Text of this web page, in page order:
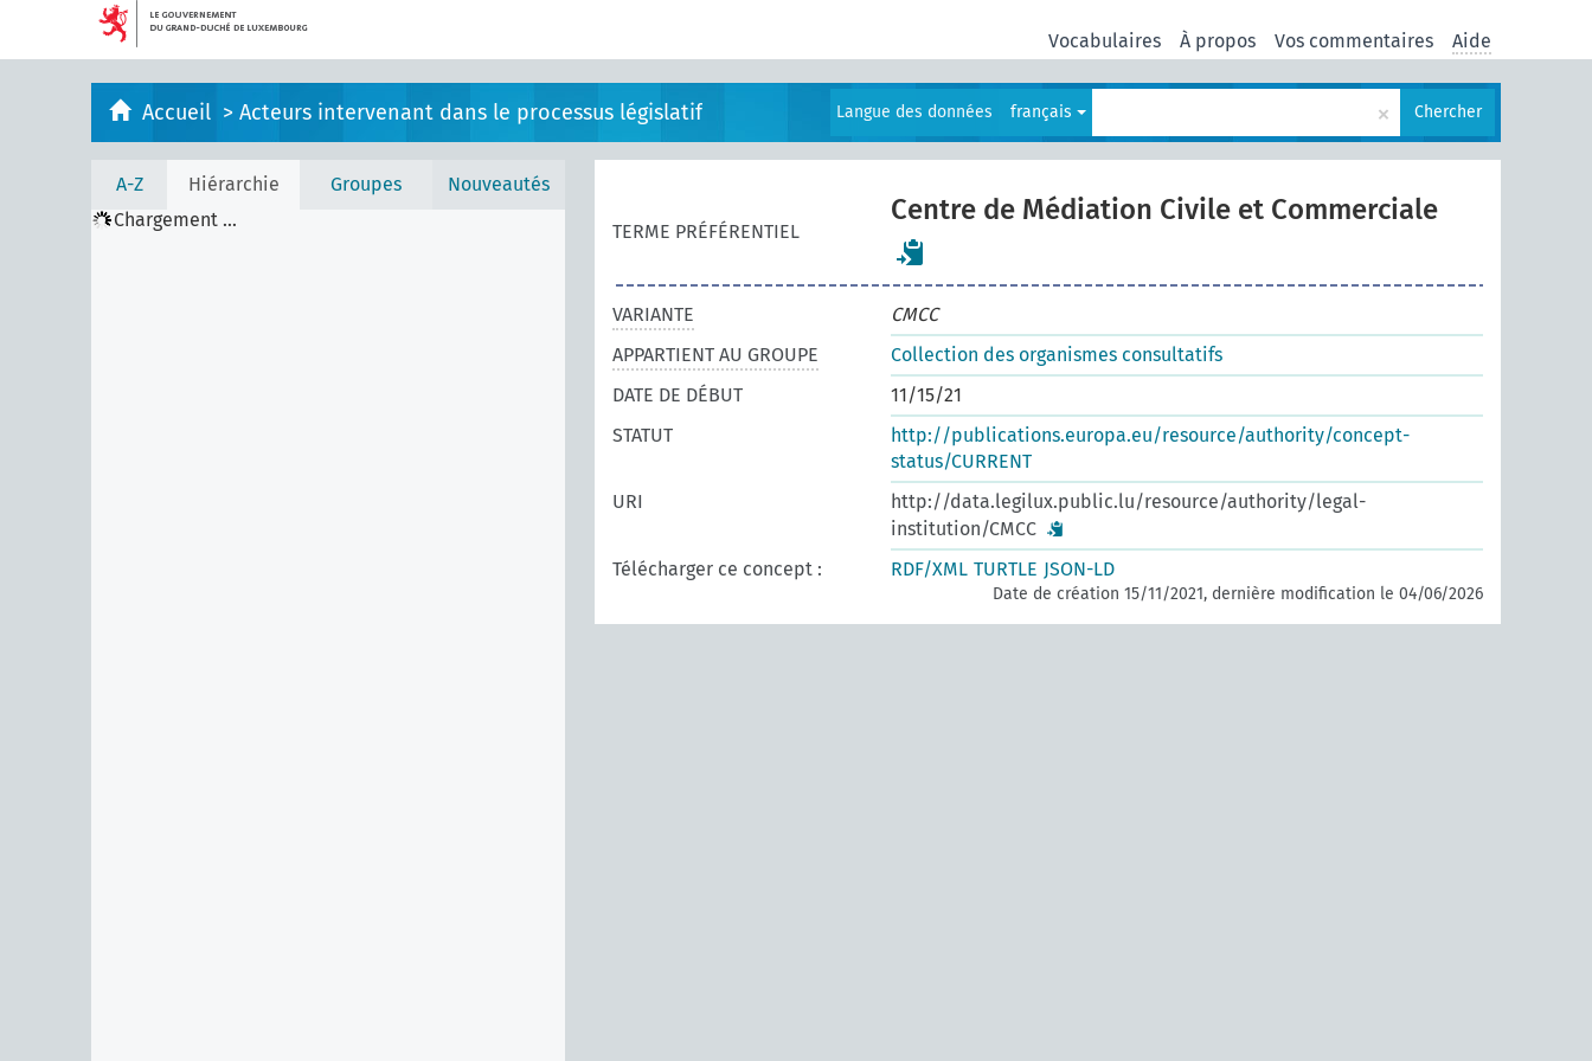
Vocabulaires À propos Vos commentaires Aide
Accueil > Acteurs intervenant dans le processus législatif Langue des données français × Chercher
A-Z Hiérarchie Groupes
Nouveautés
Chargement ...
TERME PRÉFÉRENTIEL
Centre de Médiation Civile et Commerciale
VARIANTE
CMCC
APPARTIENT AU GROUPE
Collection des organismes consultatifs
DATE DE DÉBUT
11/15/21
STATUT
http://publications.europa.eu/resource/authority/concept-
status/CURRENT
URI
http://data.legilux.public.lu/resource/authority/legal-
institution/CMCC
Télécharger ce concept :
RDF/XML TURTLE JSON-LD
Date de création 15/11/2021, dernière modification le 04/06/2026